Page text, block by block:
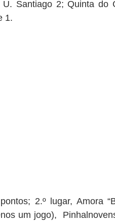
Santiago 2; Quinta do
1.
2.º lugar, Amora
um jogo),